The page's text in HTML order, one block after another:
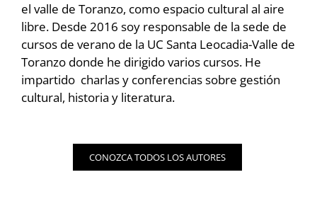
el valle de Toranzo, como espacio cultural al aire
libre. Desde 2016 soy responsable de la sede de
cursos de verano de la UC Santa Leocadia-Valle de
Toranzo donde he dirigido varios cursos. He
impartido charlas y conferencias sobre gestión
cultural, historia y literatura.
CONOZCA TODOS LOS AUTORES